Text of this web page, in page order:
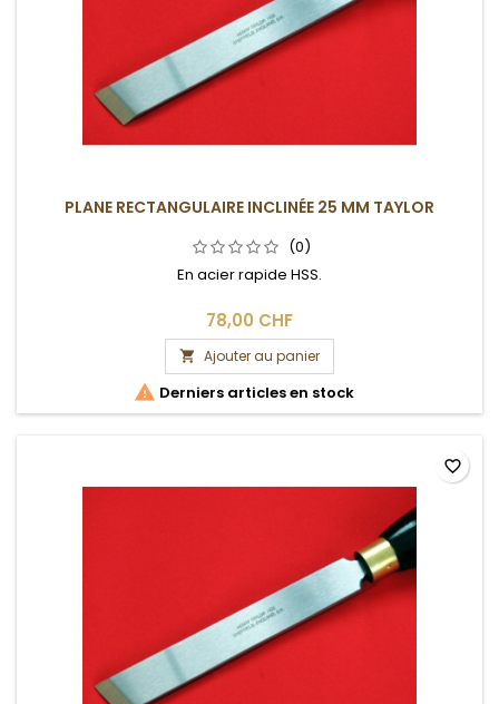
PLANE RECTANGULAIRE INCLINÉE 25 MM TAYLOR
(0)
En acier rapide HSS.
78,00 CHF
 Ajouter au panier
 Derniers articles en stock
favorite_border